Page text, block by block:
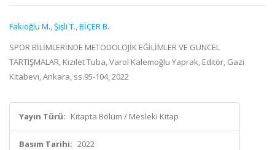
Fakıoğlu M.,Şişli T.,BİÇER B.
SPOR BİLİMLERİNDE METODOLOJİK EĞİLİMLER VE GÜNCEL
TARTIŞMALAR, Kızılet Tuba, Varol Kalemoğlu Yaprak, Editör, Gazi
Kitabevi, Ankara, ss.95-104, 2022
Yayın Türü: Kitapta Bölüm / Mesleki Kitap
Basım Tarihi: 2022